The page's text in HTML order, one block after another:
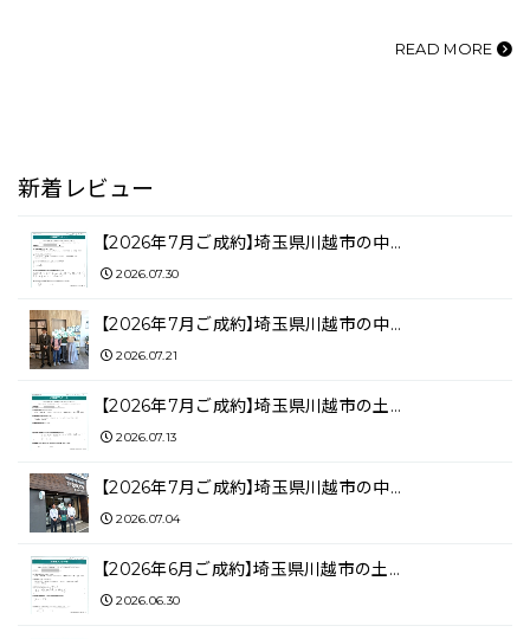
READ MORE
新着レビュー
【2026年7月ご成約】埼玉県川越市の中…
2026.07.30
【2026年7月ご成約】埼玉県川越市の中…
2026.07.21
【2026年7月ご成約】埼玉県川越市の土…
2026.07.13
【2026年7月ご成約】埼玉県川越市の中…
2026.07.04
【2026年6月ご成約】埼玉県川越市の土…
2026.06.30